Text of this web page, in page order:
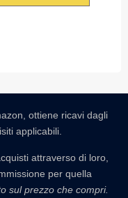
ottiene ricavi dagli
applicabili.
attraverso di loro,
per quella
sul prezzo che compri.